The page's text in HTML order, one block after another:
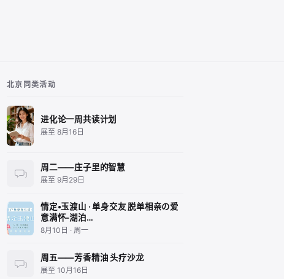
北京同类活动
进化论一周共读计划
展至 8月16日
周二——庄子里的智慧
展至 9月29日
情定•玉渡山 · 单身交友 脱单相亲の爱
意满怀-湖泊…
8月10日 · 周一
周五——芳香精油 头疗沙龙
展至 10月16日